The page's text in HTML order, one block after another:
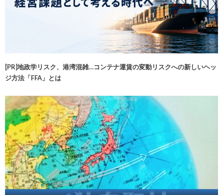
[PR]地政学リスク、港湾混雑…コンテナ運賃の変動リスクへの新しいヘッ
ジ方法「FFA」とは